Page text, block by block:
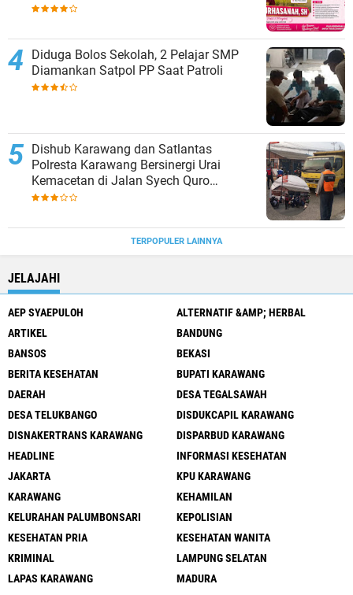
Diduga Bolos Sekolah, 2 Pelajar SMP
Diamankan Satpol PP Saat Patroli
Dishub Karawang dan Satlantas
Polresta Karawang Bersinergi Urai
Kemacetan di Jalan Syech Quro
Palumbonsari
TERPOPULER LAINNYA
JELAJAHI
AEP SYAEPULOH
ALTERNATIF &AMP; HERBAL
ARTIKEL
BANDUNG
BANSOS
BEKASI
BERITA KESEHATAN
BUPATI KARAWANG
DAERAH
DESA TEGALSAWAH
DESA TELUKBANGO
DISDUKCAPIL KARAWANG
DISNAKERTRANS KARAWANG
DISPARBUD KARAWANG
HEADLINE
INFORMASI KESEHATAN
JAKARTA
KPU KARAWANG
KARAWANG
KEHAMILAN
KELURAHAN PALUMBONSARI
KEPOLISIAN
KESEHATAN PRIA
KESEHATAN WANITA
KRIMINAL
LAMPUNG SELATAN
LAPAS KARAWANG
MADURA